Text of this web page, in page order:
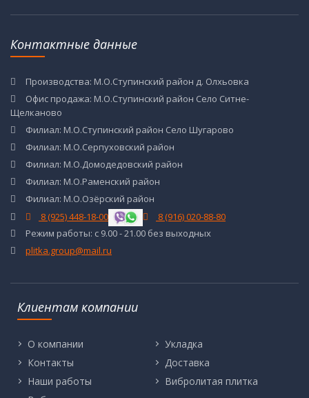
Контактные данные
Производства: М.О.Ступинский район д. Олхьовка
Офис продажа: М.О.Ступинский район Село Ситне-
Щелканово
Филиал: М.О.Ступинский район Село Шугарово
Филиал: М.О.Серпуховский район
Филиал: М.О.Домодедовский район
Филиал: М.О.Раменский район
Филиал: М.О.Озёрский район
8 (925) 448-18-00
8 (916) 020-88-80
Режим работы: с 9.00 - 21.00 без выходных
plitka.group@mail.ru
Клиентам компании
О компании
Укладка
Контакты
Доставка
Наши работы
Вибролитая плитка